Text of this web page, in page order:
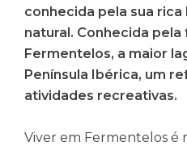
conhecida pela sua
natural. Conhecida
Fermentelos, a maior
Península Ibérica, um
atividades recreativas.
Viver em Fermentelos